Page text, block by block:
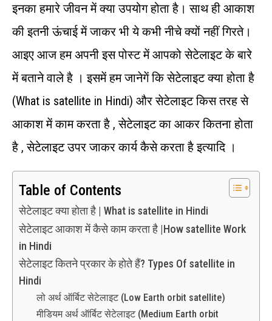
इनका हमारे जीवन में क्‍या उपयोग होता है। साथ ही आकाश
की इतनी ऊंचाई में जाकर भी ये कभी नीचे क्‍यों नहीं गिरते।
आइए आज हम अपनी इस पोस्‍ट में आपको सेटेलाइट के बारे
में बताने वाले है । इसमें हम जानेगें कि सेटेलाइट क्‍या होता है
(What is satellite in Hindi) और सेटेलाइट किस तरह से
आकाश में काम करता है , सेटेलाइट का आकर कितना होता
है , सेटेलाइट उपर जाकर कार्य कैसे करता है इत्यादि ।
Table of Contents
सेटेलाइट क्या होता है | What is satellite in Hindi
सेटेलाइट आकाश में कैसे काम करता है |How satellite Work
in Hindi
सेटेलाइट कितने प्रकार के होते हैं? Types Of satellite in
Hindi
लो अर्थ ऑर्बिट सेटेलाइट (Low Earth orbit satellite)
मी‍डियम अर्थ ऑर्बिट सेटेलाइट (Medium Earth orbit